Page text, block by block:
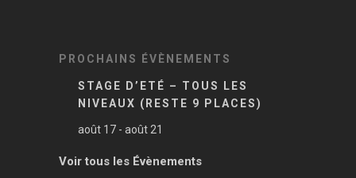
PROCHAINS ÉVÈNEMENTS
STAGE D’ETÉ – TOUS LES
NIVEAUX (RESTE 9 PLACES)
août 17 - août 21
Voir tous les Évènements